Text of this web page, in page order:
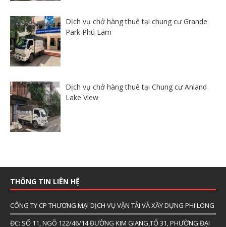
Dịch vụ chở hàng thuê tại chung cư Grande
Park Phú Lãm
Dịch vụ chở hàng thuê tại Chung cư Anland
Lake View
THÔNG TIN LIÊN HỆ
CÔNG TY CP THƯƠNG MẠI DỊCH VỤ VẬN TẢI VÀ XÂY DỰNG PHI LONG
ĐC: SỐ 11, NGÕ 122/46/14 ĐƯỜNG KIM GIANG,TỔ 31, PHƯỜNG ĐẠI